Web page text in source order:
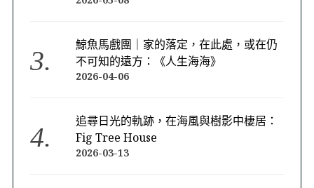
鯨魚馬戲團｜家的落定，在此處，或在仍
不可知的遠方：《人生海海》
2026-04-06
追尋日光的軌跡，在海風與樹影中棲居：
Fig Tree House
2026-03-13